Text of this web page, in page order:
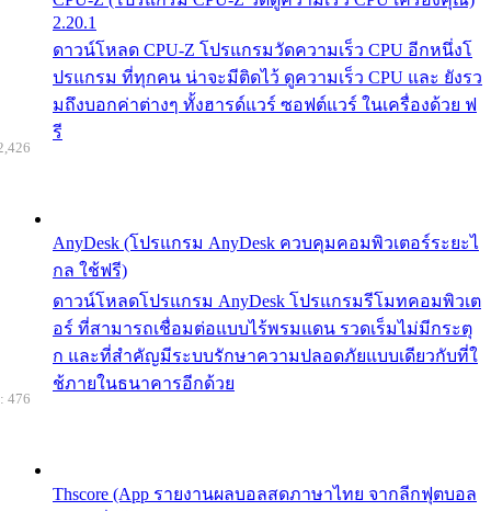
2.20.1
ดาวน์โหลด CPU-Z โปรแกรมวัดความเร็ว CPU อีกหนึ่งโ
ปรแกรม ที่ทุกคน น่าจะมีติดไว้ ดูความเร็ว CPU และ ยังรว
มถึงบอกค่าต่างๆ ทั้งฮารด์แวร์ ซอฟต์แวร์ ในเครื่องด้วย ฟ
รี
AnyDesk (โปรแกรม AnyDesk ควบคุมคอมพิวเตอร์ระยะไ
กล ใช้ฟรี)
ดาวน์โหลดโปรแกรม AnyDesk โปรแกรมรีโมทคอมพิวเต
อร์ ที่สามารถเชื่อมต่อแบบไร้พรมแดน รวดเร็มไม่มีกระตุ
ก และที่สำคัญมีระบบรักษาความปลอดภัยแบบเดียวกับที่ใ
ช้ภายในธนาคารอีกด้วย
Thscore (App รายงานผลบอลสดภาษาไทย จากลีกฟุตบอล
476